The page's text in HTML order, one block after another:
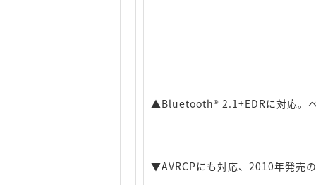
▲Bluetooth® 2.1+EDRに対応。
▼AVRCPにも対応、2010年発売